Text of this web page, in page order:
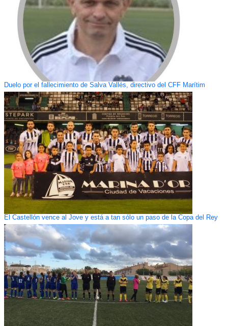
Duelo por el fallecimiento de Salva Vallés, directivo del CFF Marítim
El Castellón vence al Jove y está a tan sólo un paso de la Copa del Rey